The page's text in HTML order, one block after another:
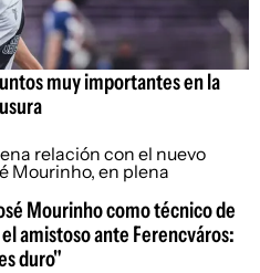
muy importantes en la
Mourinho como técnico de
amistoso ante Ferencváros:
duro"